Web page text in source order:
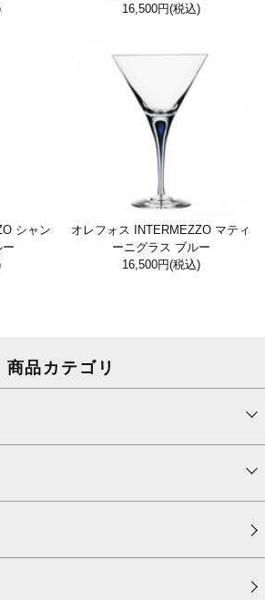
16,500円(税込)
シャン
オレフォス INTERMEZZO マティ
ーニグラス ブルー
16,500円(税込)
商品カテゴリ